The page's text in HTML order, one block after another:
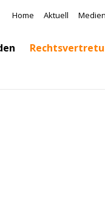
Meta
Home Aktuell Medien